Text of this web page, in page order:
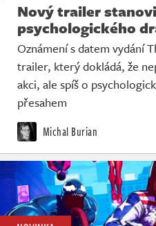
Nový trailer
psychologického
Oznámení s datem vydání
trailer, který dokládá, že
akci, ale spíš o
přesahem
Michal Burian